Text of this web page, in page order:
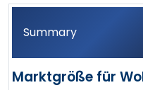
Summary
Marktgröße für